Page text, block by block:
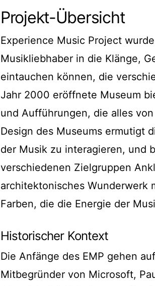
Projekt-Übersicht
Experience Music Project
Musikliebhaber in die Klänge,
eintauchen können, die
Jahr 2000 eröffnete Museum
und Aufführungen, die alles von
Design des Museums ermutigt
der Musik zu interagieren, und
verschiedenen Zielgruppen
architektonisches Wunderwerk
Farben, die die Energie der
Historischer Kontext
Die Anfänge des EMP gehen
Mitbegründer von Microsoft,